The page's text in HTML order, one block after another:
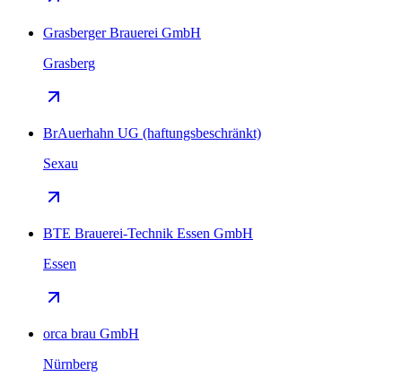
Grasberger Brauerei GmbH
Grasberg
BrAuerhahn UG (haftungsbeschränkt)
Sexau
BTE Brauerei-Technik Essen GmbH
Essen
orca brau GmbH
Nürnberg